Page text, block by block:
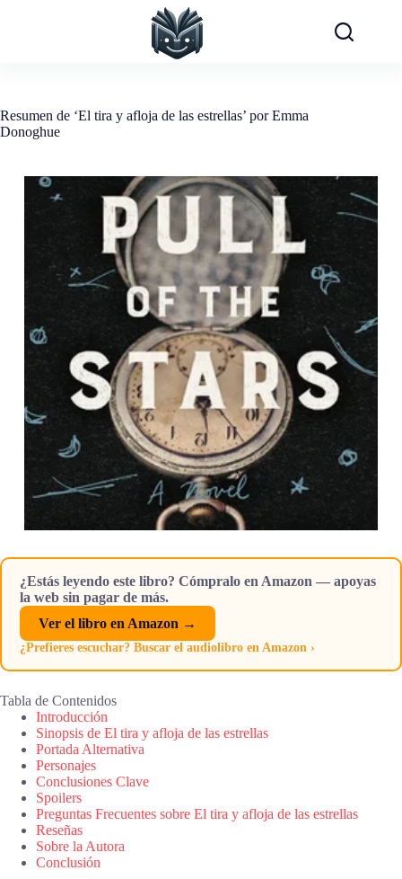
Resumen de ‘El tira y afloja de las estrellas’ por Emma
Donoghue
¿Estás leyendo este libro? Cómpralo en Amazon — apoyas
la web sin pagar de más.
Ver el libro en Amazon →
¿Prefieres escuchar? Buscar el audiolibro en Amazon ›
Tabla de Contenidos
Introducción
Sinopsis de El tira y afloja de las estrellas
Portada Alternativa
Personajes
Conclusiones Clave
Spoilers
Preguntas Frecuentes sobre El tira y afloja de las estrellas
Reseñas
Sobre la Autora
Conclusión